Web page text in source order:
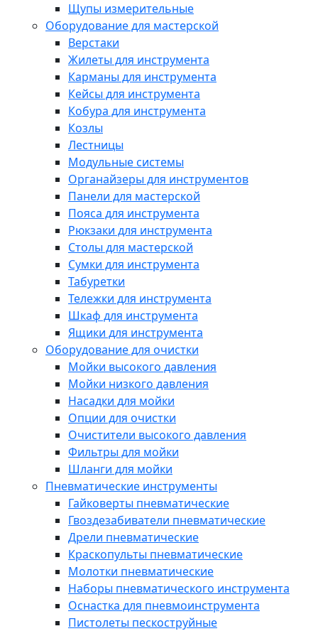
Щупы измерительные
Оборудование для мастерской
Верстаки
Жилеты для инструмента
Карманы для инструмента
Кейсы для инструмента
Кобура для инструмента
Козлы
Лестницы
Модульные системы
Органайзеры для инструментов
Панели для мастерской
Пояса для инструмента
Рюкзаки для инструмента
Столы для мастерской
Сумки для инструмента
Табуретки
Тележки для инструмента
Шкаф для инструмента
Ящики для инструмента
Оборудование для очистки
Мойки высокого давления
Мойки низкого давления
Насадки для мойки
Опции для очистки
Очистители высокого давления
Фильтры для мойки
Шланги для мойки
Пневматические инструменты
Гайковерты пневматические
Гвоздезабиватели пневматические
Дрели пневматические
Краскопульты пневматические
Молотки пневматические
Наборы пневматического инструмента
Оснастка для пневмоинструмента
Пистолеты пескоструйные